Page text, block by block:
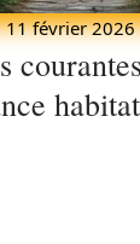
11 février 2026